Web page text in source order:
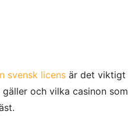
svensk licensär det viktigt
och vilka casinon som